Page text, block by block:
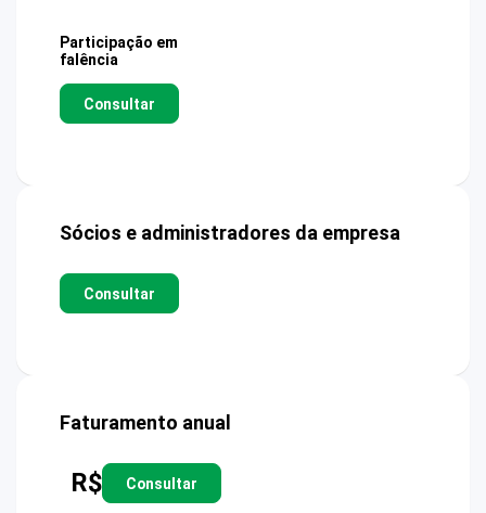
Participação em
falência
Consultar
Sócios e administradores da empresa
Consultar
Faturamento anual
R$ Consultar